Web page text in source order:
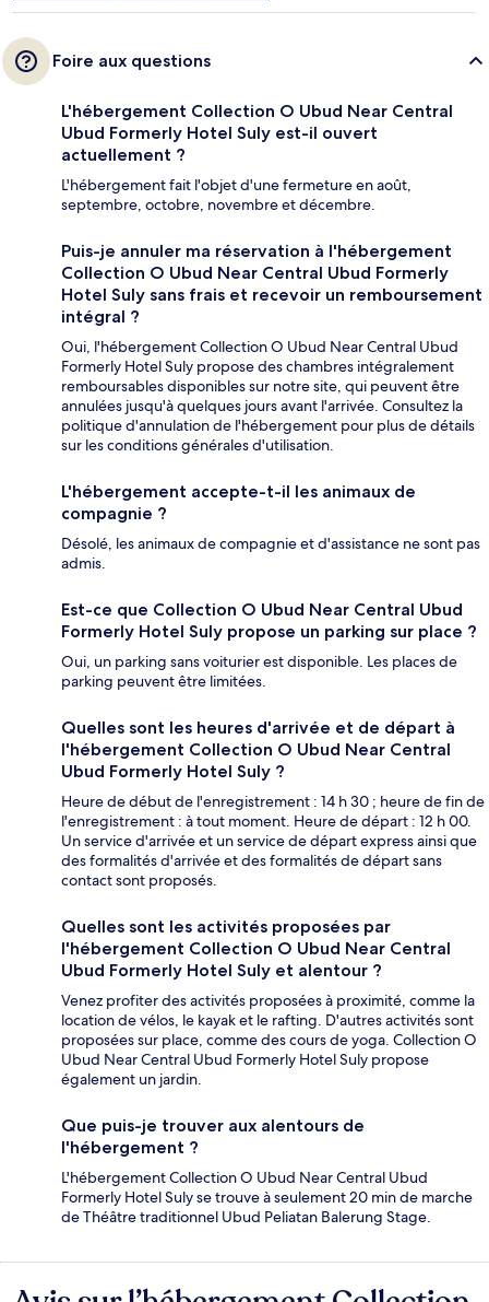
Foire aux questions
L'hébergement Collection O Ubud Near Central
Ubud Formerly Hotel Suly est-il ouvert
actuellement ?
L'hébergement fait l'objet d'une fermeture en août,
septembre, octobre, novembre et décembre.
Puis-je annuler ma réservation à l'hébergement
Collection O Ubud Near Central Ubud Formerly
Hotel Suly sans frais et recevoir un remboursement
intégral ?
Oui, l'hébergement Collection O Ubud Near Central Ubud
Formerly Hotel Suly propose des chambres intégralement
remboursables disponibles sur notre site, qui peuvent être
annulées jusqu'à quelques jours avant l'arrivée. Consultez la
politique d'annulation de l'hébergement pour plus de détails
sur les conditions générales d'utilisation.
L'hébergement accepte-t-il les animaux de
compagnie ?
Désolé, les animaux de compagnie et d'assistance ne sont pas
admis.
Est-ce que Collection O Ubud Near Central Ubud
Formerly Hotel Suly propose un parking sur place ?
Oui, un parking sans voiturier est disponible. Les places de
parking peuvent être limitées.
Quelles sont les heures d'arrivée et de départ à
l'hébergement Collection O Ubud Near Central
Ubud Formerly Hotel Suly ?
Heure de début de l'enregistrement : 14 h 30 ; heure de fin de
l'enregistrement : à tout moment. Heure de départ : 12 h 00.
Un service d'arrivée et un service de départ express ainsi que
des formalités d'arrivée et des formalités de départ sans
contact sont proposés.
Quelles sont les activités proposées par
l'hébergement Collection O Ubud Near Central
Ubud Formerly Hotel Suly et alentour ?
Venez profiter des activités proposées à proximité, comme la
location de vélos, le kayak et le rafting. D'autres activités sont
proposées sur place, comme des cours de yoga. Collection O
Ubud Near Central Ubud Formerly Hotel Suly propose
également un jardin.
Que puis-je trouver aux alentours de
l'hébergement ?
L'hébergement Collection O Ubud Near Central Ubud
Formerly Hotel Suly se trouve à seulement 20 min de marche
de Théâtre traditionnel Ubud Peliatan Balerung Stage.